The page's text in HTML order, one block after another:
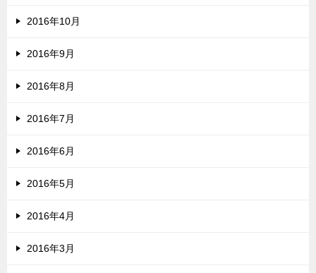
2016年10月
2016年9月
2016年8月
2016年7月
2016年6月
2016年5月
2016年4月
2016年3月